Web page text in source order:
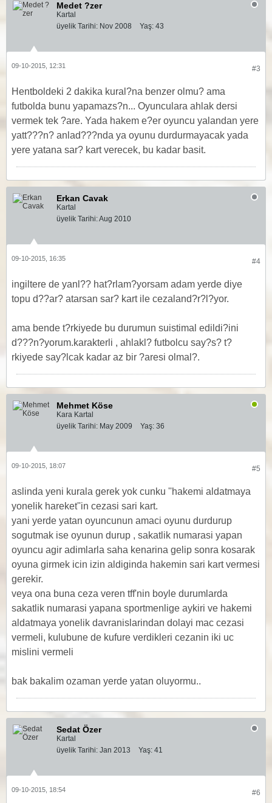
Medet ?zer
Kartal
üyelik Tarihi: Nov 2008 Yaş: 43
#3
09-10-2015, 12:31
Hentboldeki 2 dakika kural?na benzer olmu? ama
futbolda bunu yapamazs?n... Oyunculara ahlak dersi
vermek tek ?are. Yada hakem e?er oyuncu yalandan yere
yatt???n? anlad???nda ya oyunu durdurmayacak yada
yere yatana sar? kart verecek, bu kadar basit.
Erkan Cavak
Kartal
üyelik Tarihi:Aug 2010
#4
09-10-2015, 16:35
ingiltere de yanl?? hat?rlam?yorsam adam yerde diye
topu d??ar? atarsan sar? kart ile cezaland?r?l?yor.
ama bende t?rkiyede bu durumun suistimal edildi?ini
d???n?yorum.karakterli , ahlakl? futbolcu say?s? t?
rkiyede say?lcak kadar az bir ?aresi olmal?.
Mehmet Köse
Kara Kartal
üyelik Tarihi: May 2009 Yaş: 36
#5
09-10-2015, 18:07
aslinda yeni kurala gerek yok cunku ''hakemi aldatmaya
yonelik hareket''in cezasi sari kart.
yani yerde yatan oyuncunun amaci oyunu durdurup
sogutmak ise oyunun durup , sakatlik numarasi yapan
oyuncu agir adimlarla saha kenarina gelip sonra kosarak
oyuna girmek icin izin aldiginda hakemin sari kart vermesi
gerekir.
veya ona buna ceza veren tff'nin boyle durumlarda
sakatlik numarasi yapana sportmenlige aykiri ve hakemi
aldatmaya yonelik davranislarindan dolayi mac cezasi
vermeli, kulubune de kufure verdikleri cezanin iki uc
mislini vermeli
bak bakalim ozaman yerde yatan oluyormu..
Sedat Özer
Kartal
üyelik Tarihi: Jan 2013 Yaş: 41
#6
09-10-2015, 18:54